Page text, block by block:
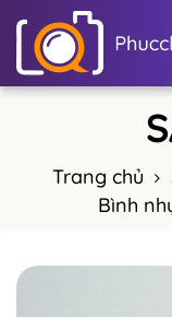
Trang chủ
Bình